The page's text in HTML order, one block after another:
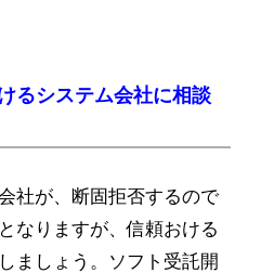
るシステム会社に相談
社が、断固拒否するので
なりますが、信頼おける
ましょう。ソフト受託開